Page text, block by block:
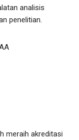
analisis
penelitian.
meraih akreditasi